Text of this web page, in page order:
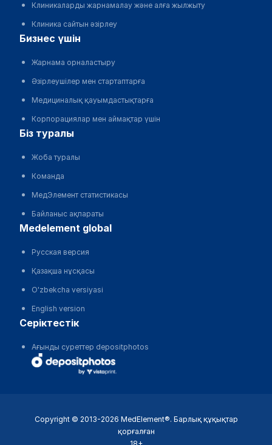
Клиникаларды жарнамалау және алға жылжыту
Клиника сайтын әзірлеу
бизнес үшін
Жарнама орналастыру
Әзірлеушілер мен стартаптарға
Медициналық қауымдастықтарға
Корпорациялар мен аймақтар үшін
біз туралы
Жоба туралы
Команда
МедЭлемент статистикасы
Байланыс ақпараты
medelement global
Русская версия
Қазақша нұсқасы
O'zbekcha versiyasi
English version
серіктестік
Ағынды суреттер depositphotos
Copyright © 2013-2026 MedElement®. Барлық құқықтар
қорғалған